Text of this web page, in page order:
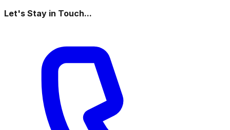
Let's Stay in Touch...